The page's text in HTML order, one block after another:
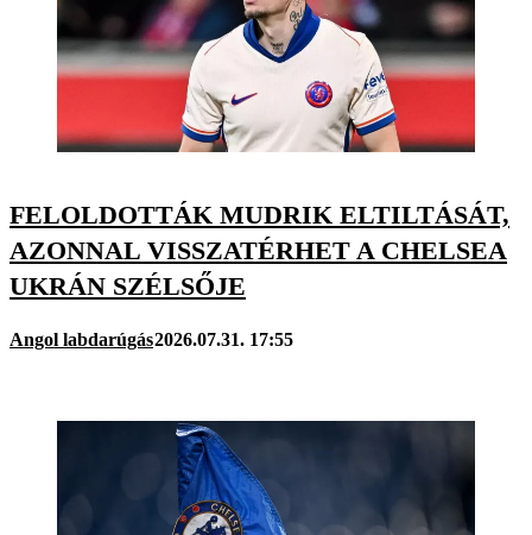
FELOLDOTTÁK MUDRIK ELTILTÁSÁT,
AZONNAL VISSZATÉRHET A CHELSEA
UKRÁN SZÉLSŐJE
Angol labdarúgás2026.07.31. 17:55